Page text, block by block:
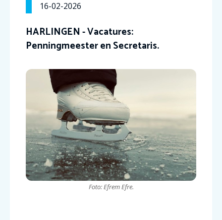
16-02-2026
HARLINGEN - Vacatures:
Penningmeester en Secretaris.
Foto: Efrem Efre.